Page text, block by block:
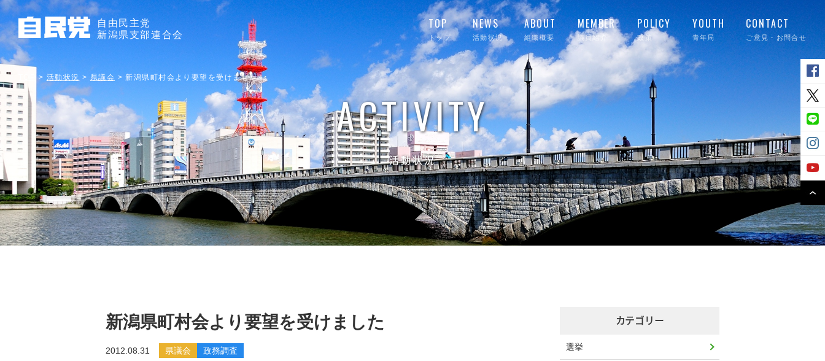
自由民主党
新潟県支部連合会
TOP
トップ
NEWS
活動状況
ABOUT
組織概要
MEMBER
議員紹介
POLICY
政策
YOUTH
青年局
CONTACT
ご意見・お問合せ
> 活動状況 > 県議会 >新潟県町村会より要望を受けました
ACTIVITY
活動状況
新潟県町村会より要望を受けました
2012.08.31 県議会 政務調査
カテゴリー
選挙